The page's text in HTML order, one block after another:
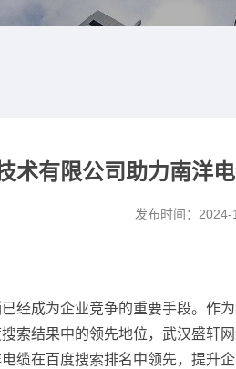
术有限公司助力南洋
发布时间： 2024-
经成为企业竞争的重要手段。作
索结果中的领先地位，武汉盛轩
缆在百度搜索排名中领先，提升企